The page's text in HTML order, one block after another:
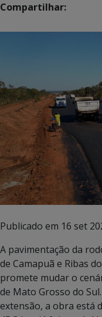
Compartilhar:
Publicado em 16 set
A pavimentação da
de Camapuã e Ribas
promete mudar o
de Mato Grosso do
extensão, a obra está